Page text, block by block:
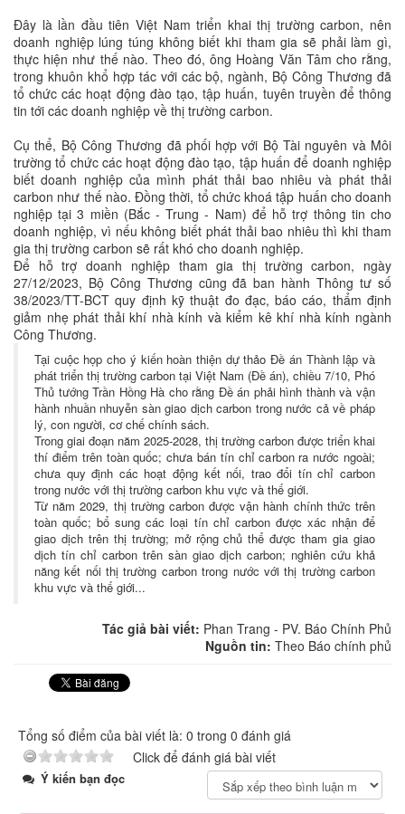
Đây là lần đầu tiên Việt Nam triển khai thị trường carbon, nên
doanh nghiệp lúng túng không biết khi tham gia sẽ phải làm gì,
thực hiện như thế nào. Theo đó, ông Hoàng Văn Tâm cho rằng,
trong khuôn khổ hợp tác với các bộ, ngành, Bộ Công Thương đã
tổ chức các hoạt động đào tạo, tập huấn, tuyên truyền để thông
tin tới các doanh nghiệp về thị trường carbon.
Cụ thể, Bộ Công Thương đã phối hợp với Bộ Tài nguyên và Môi
trường tổ chức các hoạt động đào tạo, tập huấn để doanh nghiệp
biết doanh nghiệp của mình phát thải bao nhiêu và phát thải
carbon như thế nào. Đồng thời, tổ chức khoá tập huấn cho doanh
nghiệp tại 3 miền (Bắc - Trung - Nam) để hỗ trợ thông tin cho
doanh nghiệp, vì nếu không biết phát thải bao nhiêu thì khi tham
gia thị trường carbon sẽ rất khó cho doanh nghiệp.
Để hỗ trợ doanh nghiệp tham gia thị trường carbon, ngày
27/12/2023, Bộ Công Thương cũng đã ban hành Thông tư số
38/2023/TT-BCT quy định kỹ thuật đo đạc, báo cáo, thẩm định
giảm nhẹ phát thải khí nhà kính và kiểm kê khí nhà kính ngành
Công Thương.
Tại cuộc họp cho ý kiến hoàn thiện dự thảo Đề án Thành lập và
phát triển thị trường carbon tại Việt Nam (Đề án), chiều 7/10, Phó
Thủ tướng Trần Hồng Hà cho rằng Đề án phải hình thành và vận
hành nhuần nhuyễn sàn giao dịch carbon trong nước cả về pháp
lý, con người, cơ chế chính sách.
Trong giai đoạn năm 2025-2028, thị trường carbon được triển khai
thí điểm trên toàn quốc; chưa bán tín chỉ carbon ra nước ngoài;
chưa quy định các hoạt động kết nối, trao đổi tín chỉ carbon
trong nước với thị trường carbon khu vực và thế giới.
Từ năm 2029, thị trường carbon được vận hành chính thức trên
toàn quốc; bổ sung các loại tín chỉ carbon được xác nhận để
giao dịch trên thị trường; mở rộng chủ thể được tham gia giao
dịch tín chỉ carbon trên sàn giao dịch carbon; nghiên cứu khả
năng kết nối thị trường carbon trong nước với thị trường carbon
khu vực và thế giới...
Tác giả bài viết: Phan Trang - PV. Báo Chính Phủ
Nguồn tin: Theo Báo chính phủ
Tổng số điểm của bài viết là: 0 trong 0 đánh giá
Click để đánh giá bài viết
Ý kiến bạn đọc